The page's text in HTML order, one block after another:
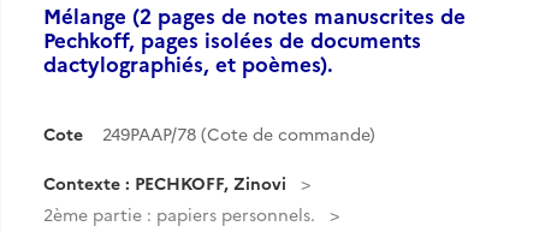
Mélange (2 pages de notes manuscrites de
Pechkoff, pages isolées de documents
dactylographiés, et poèmes).
Cote 249PAAP/78 (Cote de commande)
Contexte : PECHKOFF, Zinovi
2ème partie : papiers personnels.